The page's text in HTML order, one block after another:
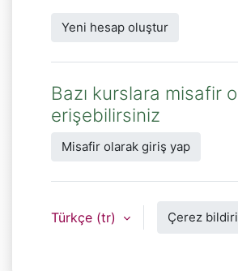
Yeni hesap oluştur
Bazı kurslara misafir
erişebilirsiniz
Misafir olarak giriş yap
Türkçe ‎(tr)‎ Çerez